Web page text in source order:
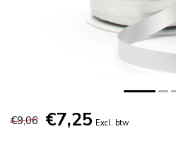
€9,06 €7,25 Excl. btw